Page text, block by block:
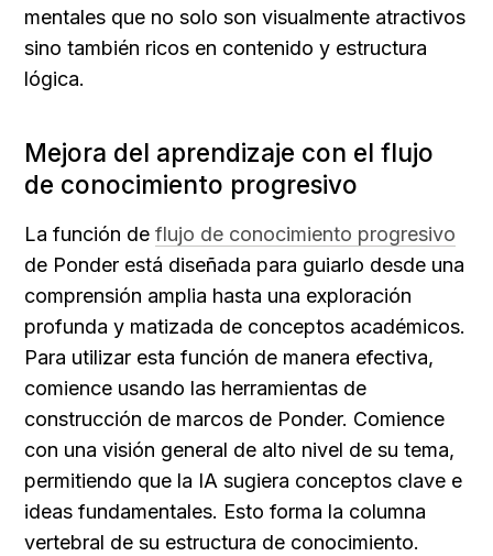
mentales que no solo son visualmente atractivos
sino también ricos en contenido y estructura
lógica.
Mejora del aprendizaje con el flujo
de conocimiento progresivo
La función de flujo de conocimiento progresivo
de Ponder está diseñada para guiarlo desde una
comprensión amplia hasta una exploración
profunda y matizada de conceptos académicos.
Para utilizar esta función de manera efectiva,
comience usando las herramientas de
construcción de marcos de Ponder. Comience
con una visión general de alto nivel de su tema,
permitiendo que la IA sugiera conceptos clave e
ideas fundamentales. Esto forma la columna
vertebral de su estructura de conocimiento.